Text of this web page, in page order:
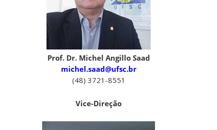
Prof. Dr. Michel Angillo Saad
michel.saad@ufsc.br
(48) 3721-8551
Vice-Direção